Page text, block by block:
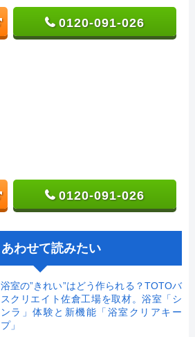
0120-091-026
0120-091-026
あわせて読みたい
浴室の”きれい”はどう作られる？TOTOバ
スクリエイト佐倉工場を取材。浴室「シ
ンラ」体験と新機能「浴室クリアキー
プ」